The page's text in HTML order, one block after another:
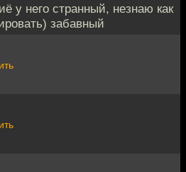
у него странный, незнаю как
забавный